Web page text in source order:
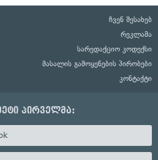
ჩვენ შესახებ
რეკლამა
სარედაქციო კოდექსი
მასალის გამოყენების პირობები
კონტაქტი
პირველმა: